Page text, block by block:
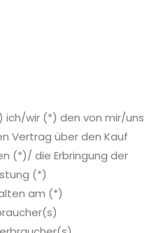
ich/wir (*) den von mir/uns
Vertrag über den Kauf
(*)/ die Erbringung der
(*)
am (*)